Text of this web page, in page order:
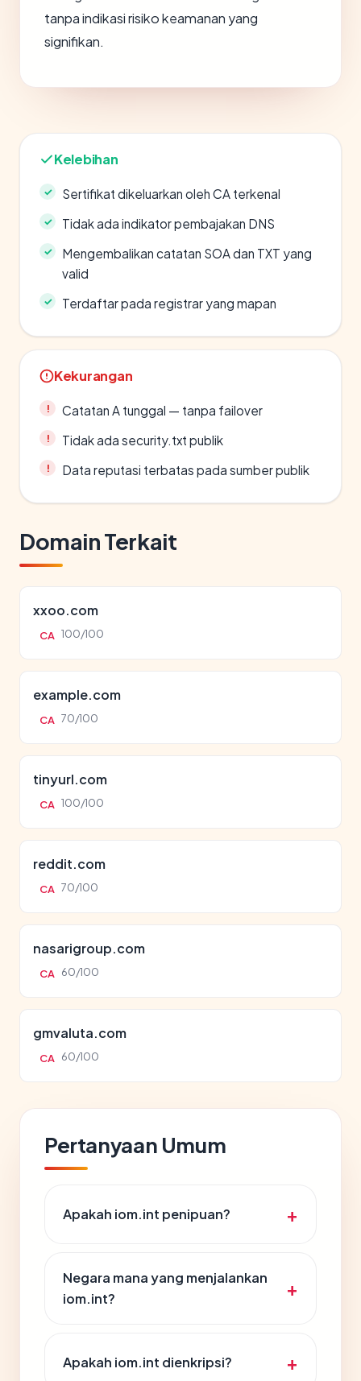
tanpa indikasi risiko keamanan yang
signifikan.
Kelebihan
Sertifikat dikeluarkan oleh CA terkenal
Tidak ada indikator pembajakan DNS
Mengembalikan catatan SOA dan TXT yang
valid
Terdaftar pada registrar yang mapan
Kekurangan
Catatan A tunggal — tanpa failover
Tidak ada security.txt publik
Data reputasi terbatas pada sumber publik
Domain Terkait
xxoo.com
CA 100/100
example.com
CA 70/100
tinyurl.com
CA 100/100
reddit.com
CA 70/100
nasarigroup.com
CA 60/100
gmvaluta.com
CA 60/100
Pertanyaan Umum
Apakah iom.int penipuan?
Negara mana yang menjalankan
iom.int?
Apakah iom.int dienkripsi?